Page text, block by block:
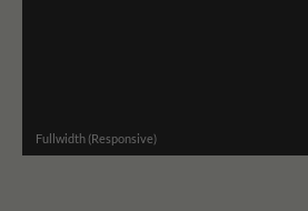
Fullwidth (Responsive)